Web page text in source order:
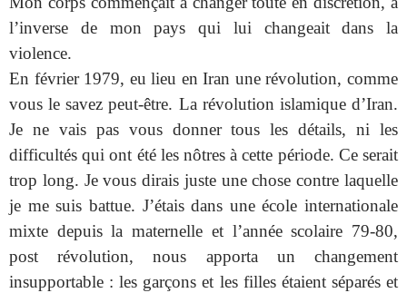
l’inverse de mon pays qui lui changeait dans la
violence.
En février 1979, eu lieu en Iran une révolution, comme
vous le savez peut-être. La révolution islamique d’Iran.
Je ne vais pas vous donner tous les détails, ni les
difficultés qui ont été les nôtres à cette période. Ce serait
trop long. Je vous dirais juste une chose contre laquelle
je me suis battue. J’étais dans une école internationale
mixte depuis la maternelle et l’année scolaire 79-80,
post révolution, nous apporta un changement
insupportable : les garçons et les filles étaient séparés et